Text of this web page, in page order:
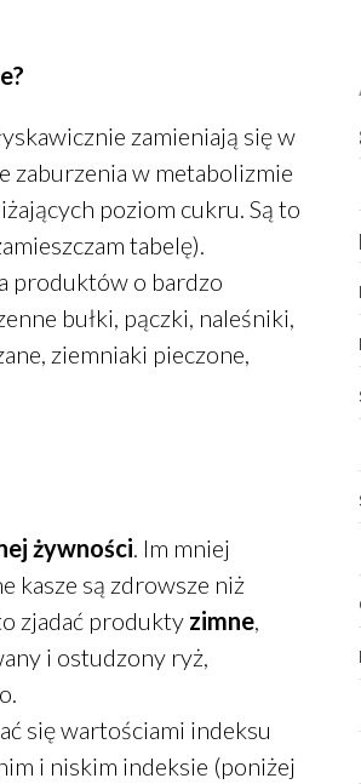
zamieniają się w
zaburzenia w metabolizmie
poziom cukru. Są to
tabelę).
produktów o bardzo
bułki, pączki, naleśniki,
ziemniaki pieczone,
żywności . Im mniej
kasze są zdrowsze niż
zjadać produkty zimne
i ostudzony ryż,
się wartościami indeksu
i niskim indeksie (poniżej